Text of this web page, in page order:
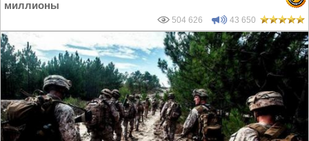
миллионы
504 626 43 650